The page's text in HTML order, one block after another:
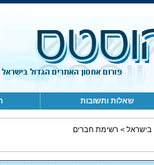
שאלות ותשובות
בישראל > רשימת חברים